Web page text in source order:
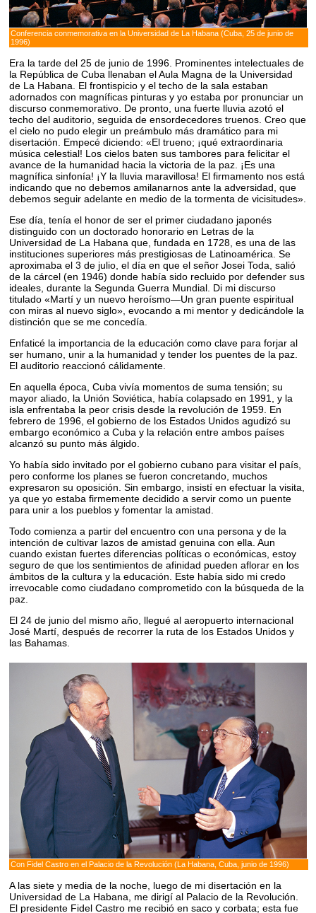
Conferencia conmemorativa en la Universidad de La Habana (Cuba, 25 de junio de
1996)
Era la tarde del 25 de junio de 1996. Prominentes intelectuales de
la República de Cuba llenaban el Aula Magna de la Universidad
de La Habana. El frontispicio y el techo de la sala estaban
adornados con magníficas pinturas y yo estaba por pronunciar un
discurso conmemorativo. De pronto, una fuerte lluvia azotó el
techo del auditorio, seguida de ensordecedores truenos. Creo que
el cielo no pudo elegir un preámbulo más dramático para mi
disertación. Empecé diciendo: «El trueno; ¡qué extraordinaria
música celestial! Los cielos baten sus tambores para felicitar el
avance de la humanidad hacia la victoria de la paz. ¡Es una
magnífica sinfonía! ¡Y la lluvia maravillosa! El firmamento nos está
indicando que no debemos amilanarnos ante la adversidad, que
debemos seguir adelante en medio de la tormenta de vicisitudes».
Ese día, tenía el honor de ser el primer ciudadano japonés
distinguido con un doctorado honorario en Letras de la
Universidad de La Habana que, fundada en 1728, es una de las
instituciones superiores más prestigiosas de Latinoamérica. Se
aproximaba el 3 de julio, el día en que el señor Josei Toda, salió
de la cárcel (en 1946) donde había sido recluido por defender sus
ideales, durante la Segunda Guerra Mundial. Di mi discurso
titulado «Martí y un nuevo heroísmo—Un gran puente espiritual
con miras al nuevo siglo», evocando a mi mentor y dedicándole la
distinción que se me concedía.
Enfaticé la importancia de la educación como clave para forjar al
ser humano, unir a la humanidad y tender los puentes de la paz.
El auditorio reaccionó cálidamente.
En aquella época, Cuba vivía momentos de suma tensión; su
mayor aliado, la Unión Soviética, había colapsado en 1991, y la
isla enfrentaba la peor crisis desde la revolución de 1959. En
febrero de 1996, el gobierno de los Estados Unidos agudizó su
embargo económico a Cuba y la relación entre ambos países
alcanzó su punto más álgido.
Yo había sido invitado por el gobierno cubano para visitar el país,
pero conforme los planes se fueron concretando, muchos
expresaron su oposición. Sin embargo, insistí en efectuar la visita,
ya que yo estaba firmemente decidido a servir como un puente
para unir a los pueblos y fomentar la amistad.
Todo comienza a partir del encuentro con una persona y de la
intención de cultivar lazos de amistad genuina con ella. Aun
cuando existan fuertes diferencias políticas o económicas, estoy
seguro de que los sentimientos de afinidad pueden aflorar en los
ámbitos de la cultura y la educación. Este había sido mi credo
irrevocable como ciudadano comprometido con la búsqueda de la
paz.
El 24 de junio del mismo año, llegué al aeropuerto internacional
José Martí, después de recorrer la ruta de los Estados Unidos y
las Bahamas.
Con Fidel Castro en el Palacio de la Revolución (La Habana, Cuba, junio de 1996)
A las siete y media de la noche, luego de mi disertación en la
Universidad de La Habana, me dirigí al Palacio de la Revolución.
El presidente Fidel Castro me recibió en saco y corbata; esta fue